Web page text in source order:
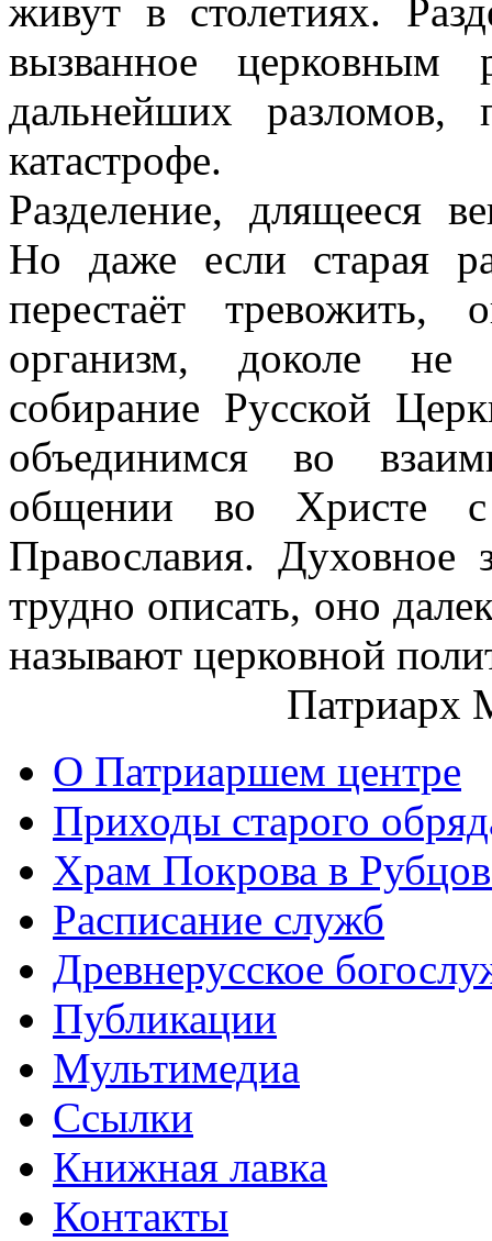
живут в столетиях.
вызванное церковным
дальнейших разломов,
катастрофе.
Разделение, длящееся
Но даже если старая
перестаёт тревожить,
организм, доколе не
собирание Русской
объединимся во
общении во Христе с
Православия. Духовное
трудно описать, оно
называют церковной
Патриарх
О Патриаршем центре
Приходы старого
Храм Покрова в
Расписание служб
Древнерусское
Публикации
Мультимедиа
Ссылки
Книжная лавка
Контакты